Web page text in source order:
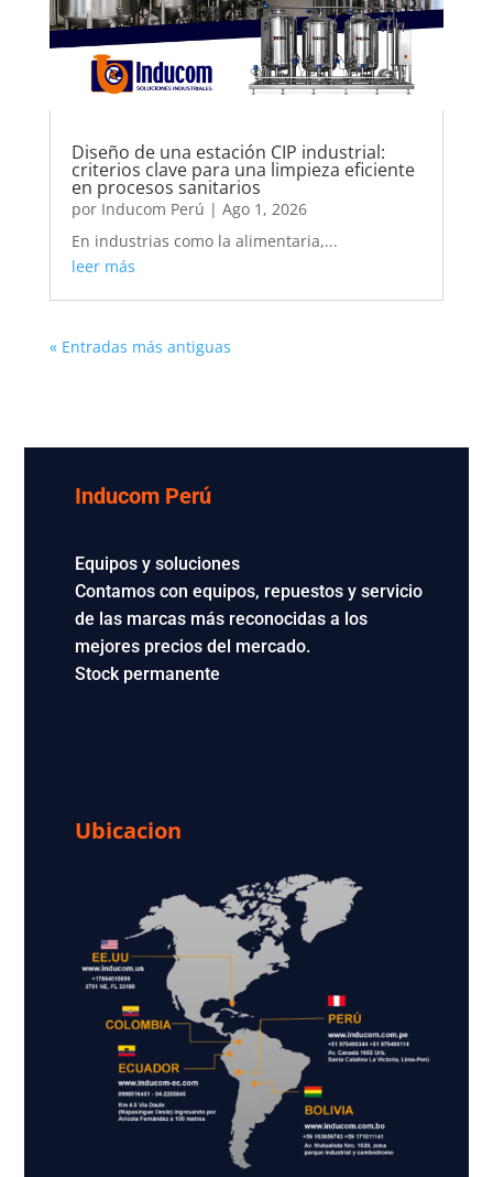
Diseño de una estación CIP industrial:
criterios clave para una limpieza eficiente
en procesos sanitarios
por Inducom Perú | Ago 1, 2026
En industrias como la alimentaria,...
leer más
« Entradas más antiguas
Inducom Perú
Equipos y soluciones
Contamos con equipos, repuestos y servicio
de las marcas más reconocidas a los
mejores precios del mercado.
Stock permanente
Ubicacion